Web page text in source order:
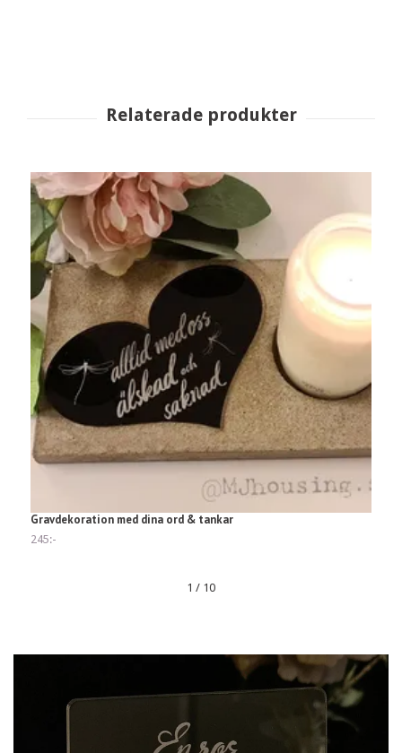
Gravdekoration med dina ord & tankar
245:-
1 / 10